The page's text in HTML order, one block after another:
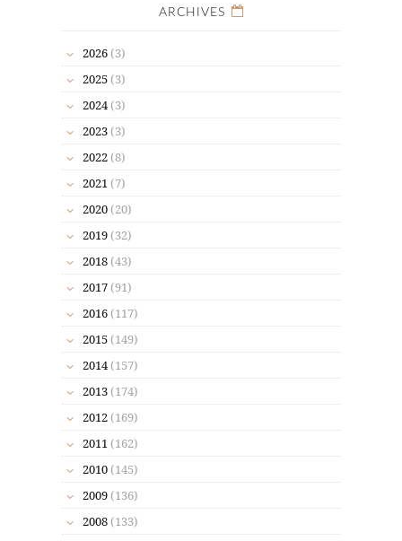
ARCHIVES
2026 (3)
2025 (3)
2024 (3)
2023 (3)
2022 (8)
2021 (7)
2020 (20)
2019 (32)
2018 (43)
2017 (91)
2016 (117)
2015 (149)
2014 (157)
2013 (174)
2012 (169)
2011 (162)
2010 (145)
2009 (136)
2008 (133)